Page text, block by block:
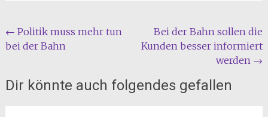
Beitragsnavigation
← Politik muss mehr tun
bei der Bahn
Bei der Bahn sollen die
Kunden besser informiert
werden →
Dir könnte auch folgendes gefallen